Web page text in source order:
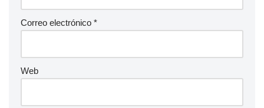
Correo electrónico *
Web